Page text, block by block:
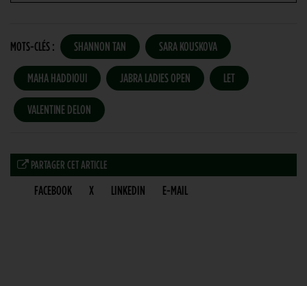
MOTS-CLÉS : SHANNON TAN SARA KOUSKOVA
MAHA HADDIOUI JABRA LADIES OPEN LET
VALENTINE DELON
PARTAGER CET ARTICLE
FACEBOOK X LINKEDIN E-MAIL